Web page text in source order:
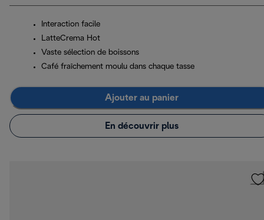
Interaction facile
LatteCrema Hot
Vaste sélection de boissons
Café fraîchement moulu dans chaque tasse
Ajouter au panier
En découvrir plus